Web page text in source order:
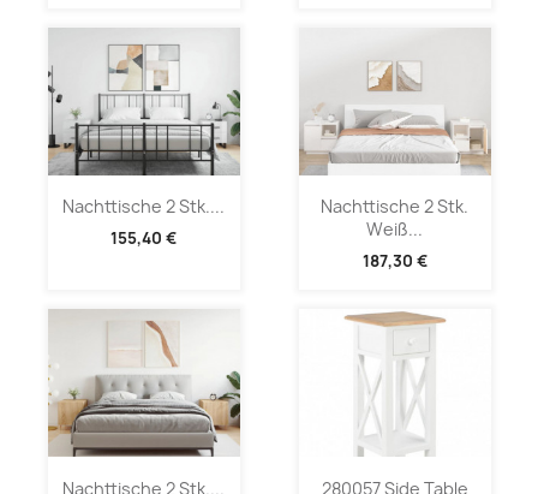
Nachttische 2 Stk....
155,40 €
Nachttische 2 Stk.
Weiß...
187,30 €
Nachttische 2 Stk.... 280057 Side Table